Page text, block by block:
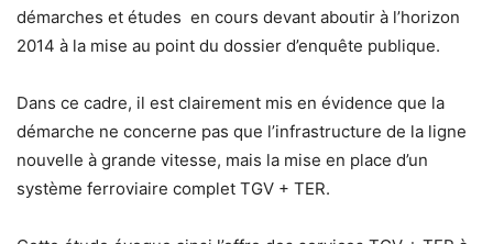
démarches et études en cours devant aboutir à l’horizon
2014 à la mise au point du dossier d’enquête publique.
Dans ce cadre, il est clairement mis en évidence que la
démarche ne concerne pas que l’infrastructure de la ligne
nouvelle à grande vitesse, mais la mise en place d’un
système ferroviaire complet TGV + TER.